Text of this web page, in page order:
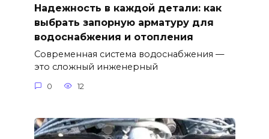
Надежность в каждой детали: как
выбрать запорную арматуру для
водоснабжения и отопления
Современная система водоснабжения —
это сложный инженерный
0 12